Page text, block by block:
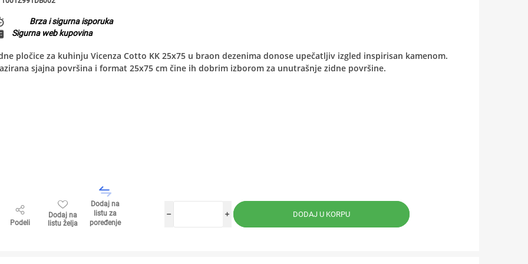
Brza i sigurna isporuka
Sigurna web kupovina
pločice za kuhinju Vicenza Cotto KK 25x75 u braon dezenima donose upečatljiv izgled inspirisan kamenom.
sjajna površina i format 25x75 cm čine ih dobrim izborom za unutrašnje zidne površine.
Podeli
Dodaj na
listu želja
Dodaj na
listu za
poređenje
i
h